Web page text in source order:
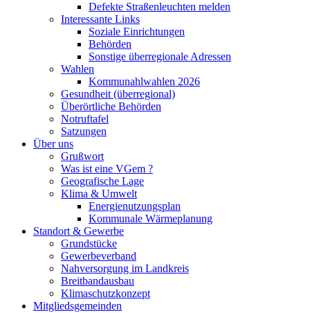
Defekte Straßenleuchten melden
Interessante Links
Soziale Einrichtungen
Behörden
Sonstige überregionale Adressen
Wahlen
Kommunahlwahlen 2026
Gesundheit (überregional)
Überörtliche Behörden
Notruftafel
Satzungen
Über uns
Grußwort
Was ist eine VGem ?
Geografische Lage
Klima & Umwelt
Energienutzungsplan
Kommunale Wärmeplanung
Standort & Gewerbe
Grundstücke
Gewerbeverband
Nahversorgung im Landkreis
Breitbandausbau
Klimaschutzkonzept
Mitgliedsgemeinden